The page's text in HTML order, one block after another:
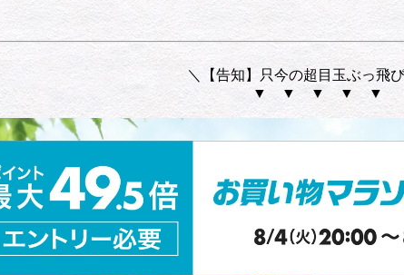
＼【告知】只今の超目玉ぶっ飛
▼ ▼ ▼ ▼ ▼